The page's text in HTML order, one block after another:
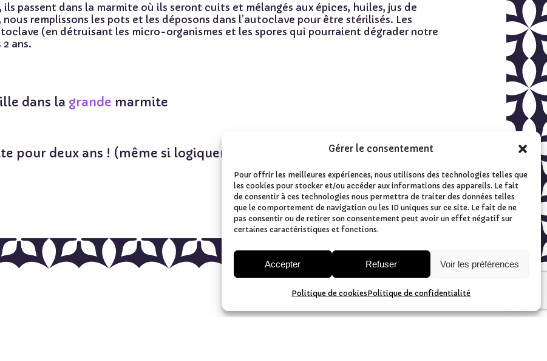
Gérer le consentement
Pour offrir les meilleures expériences, nous utilisons des technologies telles que
les cookies pour stocker et/ou accéder aux informations des appareils. Le fait
de consentir à ces technologies nous permettra de traiter des données telles
que le comportement de navigation ou les ID uniques sur ce site. Le fait de ne
pas consentir ou de retirer son consentement peut avoir un effet négatif sur
certaines caractéristiques et fonctions.
Accepter Refuser Voir les préférences
Politique de cookiesPolitique de confidentialité
ils passent dans la marmite où ils seront cuits et mélangés aux épices, huiles, jus de
remplissons les pots et les déposons dans l’autoclave pour être stérilisés. Les
(en détruisant les micro-organismes et les spores qui pourraient dégrader notre
ans.
dans la grande marmite
pour deux ans ! (même si logiquement, il sera dévoré avant!)